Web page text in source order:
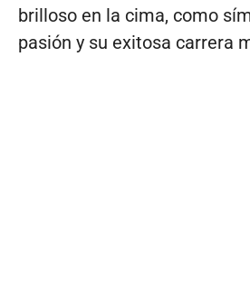
brilloso en la cima, como
pasión y su exitosa carrera